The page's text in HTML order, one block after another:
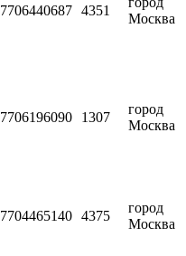
7706440687 4351
Москва
7706196090 1307
город
Москва
7704465140 4375
город
Москва